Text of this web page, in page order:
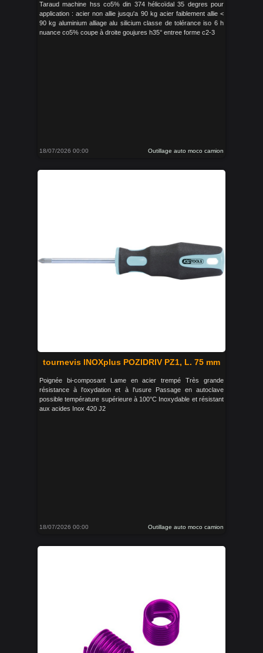
Taraud machine hss co5% din 374 hélicoïdal 35 degres pour
application : acier non allie jusqu'a 90 kg acier faiblement allie <
90 kg aluminium alliage alu silicium classe de tolérance iso 6 h
nuance co5% coupe à droite goujures h35° entree forme c2-3
18/07/2026 00:00 Outillage auto moco camion
tournevis INOXplus POZIDRIV PZ1, L. 75 mm
Poignée bi-composant Lame en acier trempé Très grande
résistance à l'oxydation et à l'usure Passage en autoclave
possible température supérieure à 100°C Inoxydable et résistant
aux acides Inox 420 J2
18/07/2026 00:00 Outillage auto moco camion